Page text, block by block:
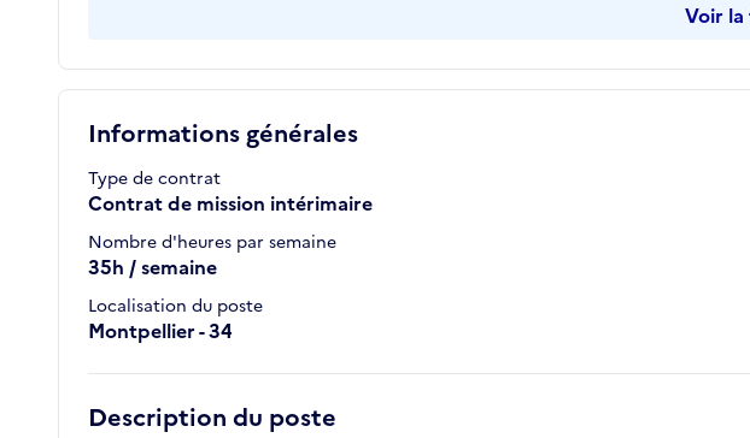
Informations générales
Type de contrat
Contrat de mission intérimaire
Nombre d'heures par semaine
35h / semaine
Localisation du poste
Montpellier - 34
Description du poste
Voir